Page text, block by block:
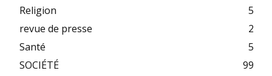
Religion
5
revue de presse
2
Santé
5
SOCIÉTÉ
99